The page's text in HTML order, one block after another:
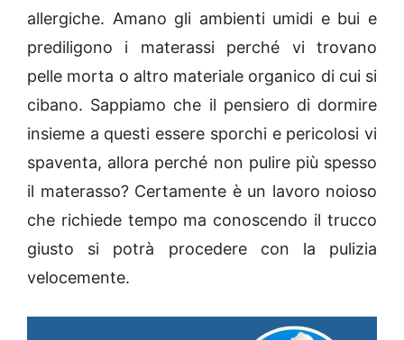
allergiche. Amano gli ambienti umidi e bui e
prediligono i materassi perché vi trovano
pelle morta o altro materiale organico di cui si
cibano. Sappiamo che il pensiero di dormire
insieme a questi essere sporchi e pericolosi vi
spaventa, allora perché non pulire più spesso
il materasso? Certamente è un lavoro noioso
che richiede tempo ma conoscendo il trucco
giusto si potrà procedere con la pulizia
velocemente.